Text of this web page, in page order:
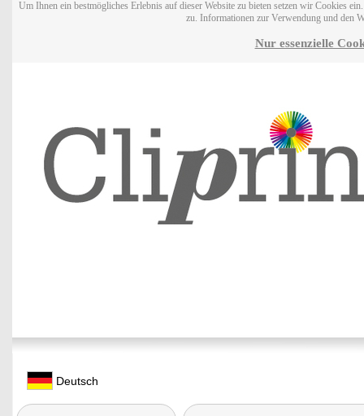
Um Ihnen ein bestmögliches Erlebnis auf dieser Website zu bieten setzen wir Cookies
zu. Informationen zur Verwendung und den
Nur essenzielle
Deutsch